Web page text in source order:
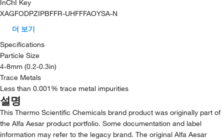
InChI Key
XAGFODPZIPBFFR-UHFFFAOYSA-N
더 보기
Specifications
Particle Size
4-8mm (0.2-0.3in)
Trace Metals
Less than 0.001% trace metal impurities
설명
This Thermo Scientific Chemicals brand product was originally part of
the Alfa Aesar product portfolio. Some documentation and label
information may refer to the legacy brand. The original Alfa Aesar